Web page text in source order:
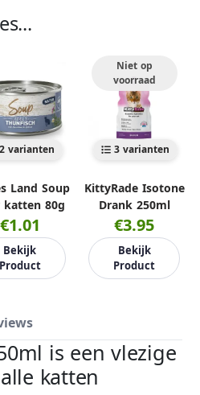
2 varianten
Land Soup
katten 80g
€1.01
Bekijk
Product
Niet op
voorraad
3 varianten
KittyRade Isotone
Drank 250ml
€3.95
Bekijk
Product
is een vlezige
katten